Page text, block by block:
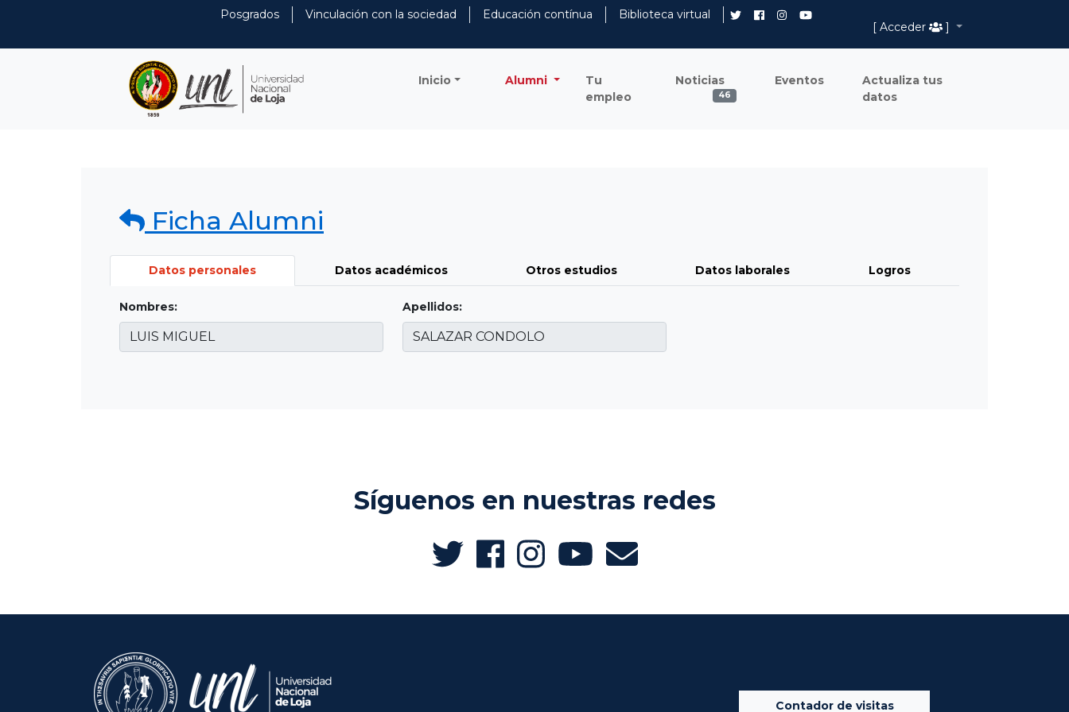
Posgrados Vinculación con la sociedad Educación contínua
Biblioteca virtual
[ Acceder
]
Inicio Alumni
Tu
empleo
Noticias
46
Eventos
Actualiza tus
datos
Ficha Alumni
Datos personales Datos académicos Otros estudios Datos laborales Logros
Nombres: Apellidos:
Síguenos en nuestras redes
Contador de visitas